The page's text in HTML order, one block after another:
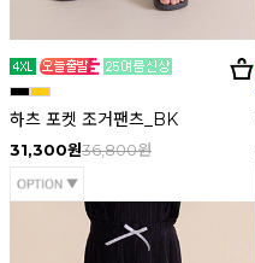
하츠 포켓 조거팬츠_BK
31,300원36,800원